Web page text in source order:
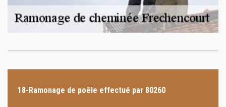
18-Ramonage de poêle effectué par 80260